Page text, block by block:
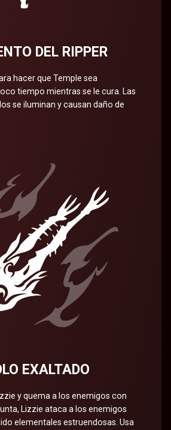
DEL RIPPER
hacer que Temple sea
tiempo mientras se le cura. Las
se iluminan y causan daño de
EXALTADO
y quema a los enemigos con
Lizzie ataca a los enemigos
elementales estruendosas. Usa